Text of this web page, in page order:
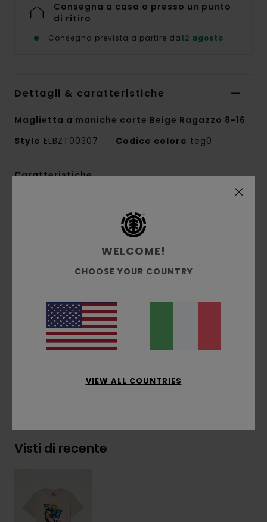
Consegna a casa o presso un punto
di ritiro
Consegna prevista a partire da12 agosto
Dettagli & caratteristiche
Maglietta a maniche corte Beige Ragazzo 8-16
Style ELBZT00307 Codice colore teg0
Caratteristiche
vestibilità Regular
Stampa all'acqua
laterale
Composizione[Tessuto principale] 100% cotone
biologico
Visti di recente
WELCOME!
CHOOSE YOUR COUNTRY
VIEW ALL COUNTRIES